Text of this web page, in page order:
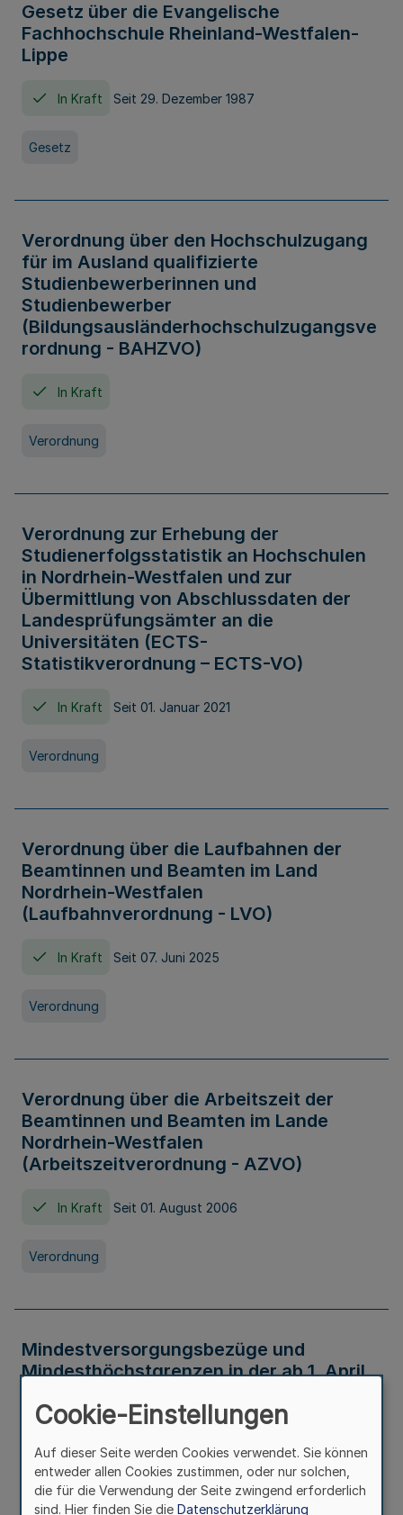
Gesetz über die Evangelische
Fachhochschule Rheinland-Westfalen-
Lippe
In Kraft Seit 29. Dezember 1987
Gesetz
Verordnung über den Hochschulzugang
für im Ausland qualifizierte
Studienbewerberinnen und
Studienbewerber
(Bildungsausländerhochschulzugangsve
rordnung - BAHZVO)
In Kraft
Verordnung
Verordnung zur Erhebung der
Studienerfolgsstatistik an Hochschulen
in Nordrhein-Westfalen und zur
Übermittlung von Abschlussdaten der
Landesprüfungsämter an die
Universitäten (ECTS-
Statistikverordnung – ECTS-VO)
In Kraft Seit 01. Januar 2021
Verordnung
Verordnung über die Laufbahnen der
Beamtinnen und Beamten im Land
Nordrhein-Westfalen
(Laufbahnverordnung - LVO)
In Kraft Seit 07. Juni 2025
Verordnung
Verordnung über die Arbeitszeit der
Beamtinnen und Beamten im Lande
Nordrhein-Westfalen
(Arbeitszeitverordnung - AZVO)
In Kraft Seit 01. August 2006
Verordnung
Mindestversorgungsbezüge und
Mindesthöchstgrenzen in der ab 1. April
Verwaltungsvorschrift
Cookie-Einstellungen
Auf dieser Seite werden Cookies verwendet. Sie können
entweder allen Cookies zustimmen, oder nur solchen,
die für die Verwendung der Seite zwingend erforderlich
sind. Hier finden Sie die Datenschutzerklärung